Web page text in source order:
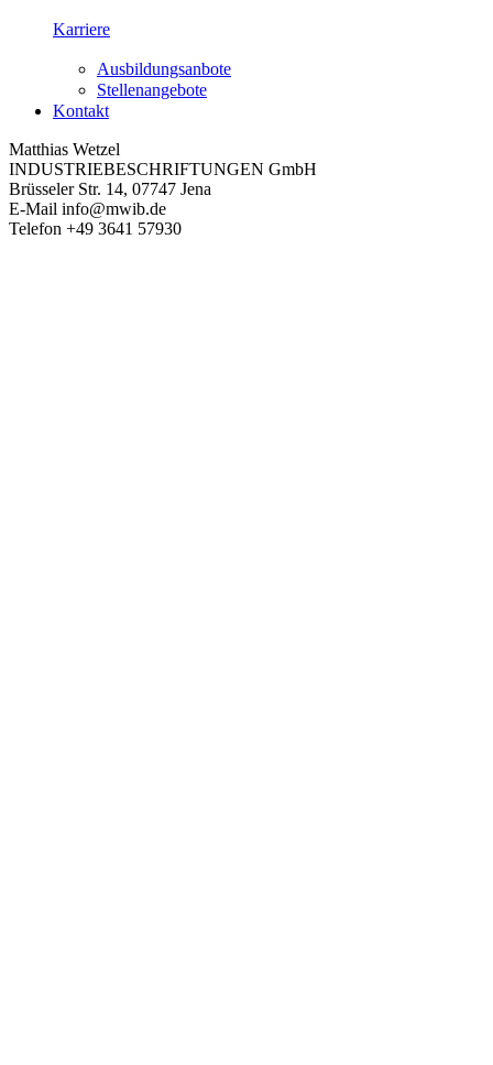
Karriere
Ausbildungsanbote
Stellenangebote
Kontakt
Matthias Wetzel
INDUSTRIEBESCHRIFTUNGEN GmbH
Brüsseler Str. 14, 07747 Jena
E-Mail info@mwib.de
Telefon +49 3641 57930